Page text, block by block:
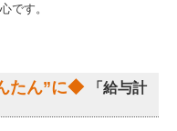
です。
たん”に◆
「給与計